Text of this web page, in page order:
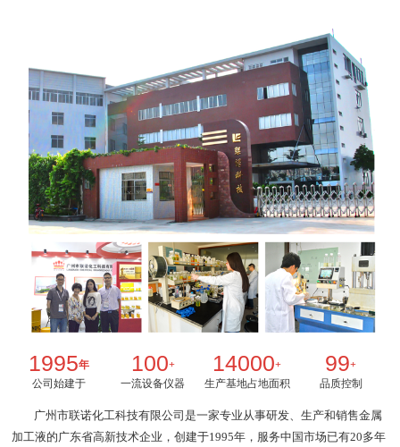
1995年
公司始建于
100+
一流设备仪器
14000+
生产基地占地面积
99+
品质控制
广州市联诺化工科技有限公司是一家专业从事研发、生产和销售金属
加工液的广东省高新技术企业，创建于1995年，服务中国市场已有20多年